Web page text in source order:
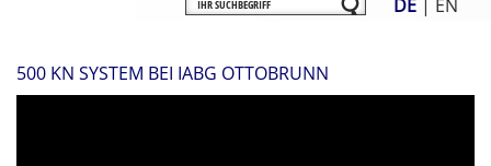
DE | EN
500 KN SYSTEM BEI IABG OTTOBRUNN